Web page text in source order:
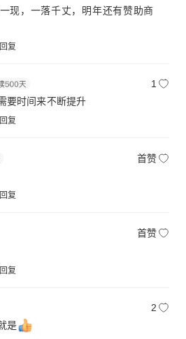
现，一落千丈，明年还有赞助商
回复
1
要时间来不断提升
回复
首赞
回复
首赞
回复
2
是